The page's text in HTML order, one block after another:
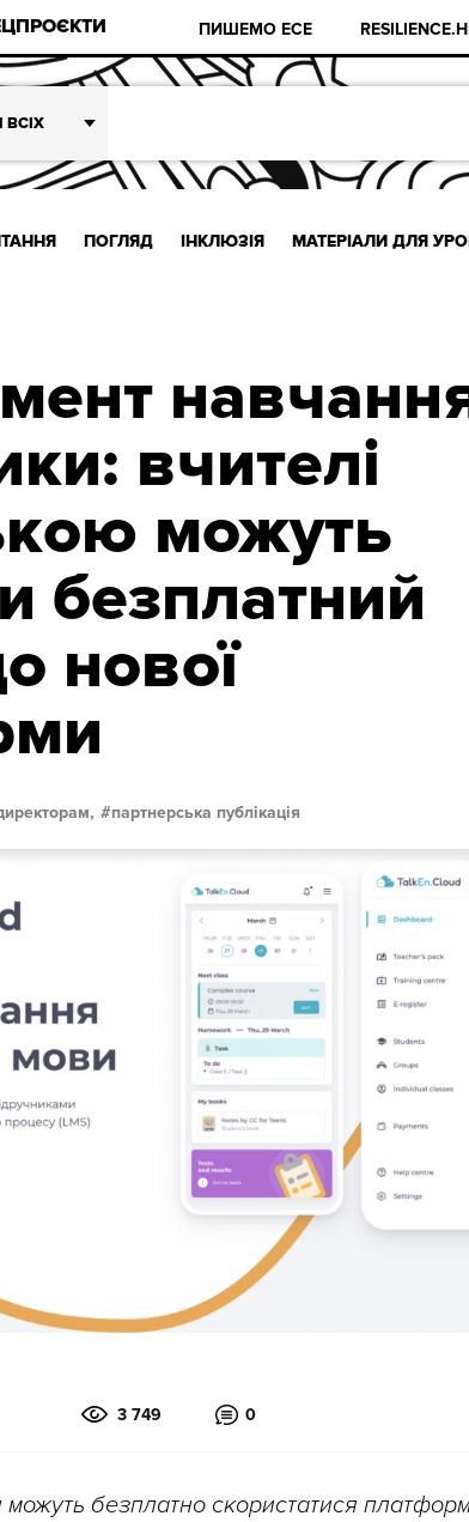
ПИШЕМО ЕСЕ
ВСІХ
ПОГЛЯД ІНКЛЮЗІЯ МАТЕРІАЛИ ДЛЯ
вчителі
можуть
безплатний
нової
партнерська публікація
3 749 0
можуть безплатно скористатися